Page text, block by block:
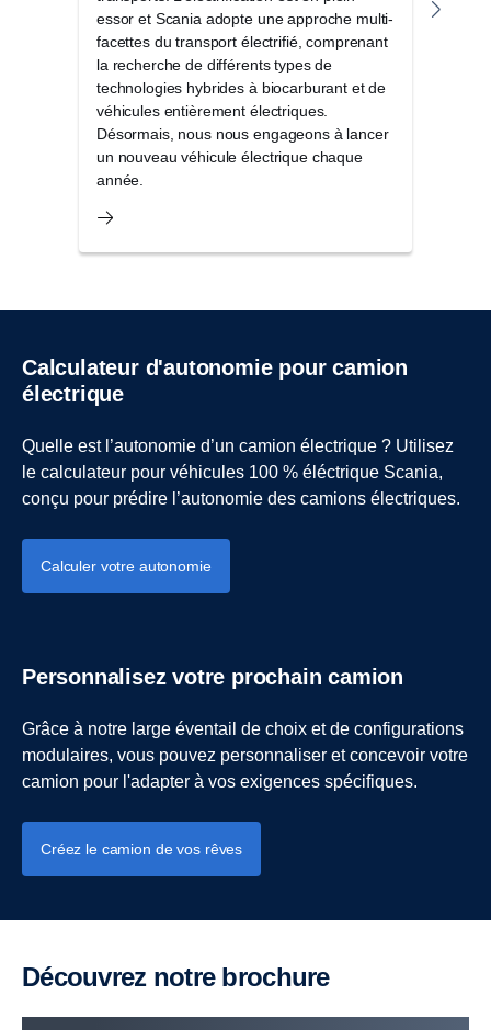
essor et Scania adopte une approche multi-
facettes du transport électrifié, comprenant
la recherche de différents types de
technologies hybrides à biocarburant et de
véhicules entièrement électriques.
Désormais, nous nous engageons à lancer
un nouveau véhicule électrique chaque
année.
Calculateur d'autonomie pour camion
électrique
Quelle est l’autonomie d’un camion électrique ? Utilisez
le calculateur pour véhicules 100 % éléctrique Scania,
conçu pour prédire l’autonomie des camions électriques.
Calculer votre autonomie
Personnalisez votre prochain camion
Grâce à notre large éventail de choix et de configurations
modulaires, vous pouvez personnaliser et concevoir votre
camion pour l'adapter à vos exigences spécifiques.
Créez le camion de vos rêves
Découvrez notre brochure